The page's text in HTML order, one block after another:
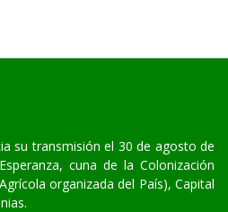
su transmisión el 30 de agosto de
cuna de la Colonización
organizada del País), Capital